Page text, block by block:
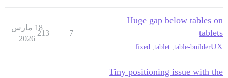
Huge gap below tables on
tablets
UX
table-builder
tablet
fixed
7
213
18 مارس
2026
Tiny positioning issue with the